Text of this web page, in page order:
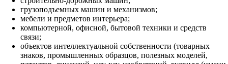
грузоподъемных машин и механизмов;
мебели и предметов интерьера;
компьютерной, офисной, бытовой техники и средств
связи;
объектов интеллектуальной собственности (товарных
знаков, промышленных образцов, полезных моделей,